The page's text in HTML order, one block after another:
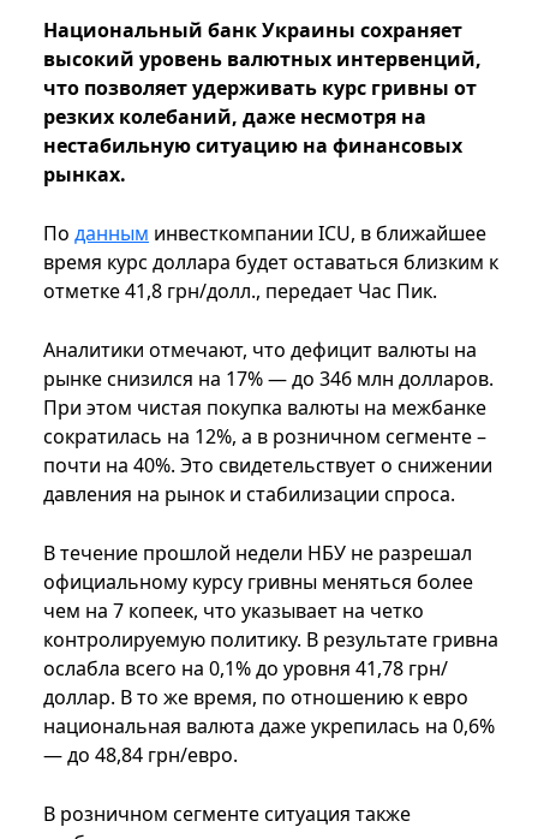
Национальный банк Украины сохраняет
высокий уровень валютных интервенций,
что позволяет удерживать курс гривны от
резких колебаний, даже несмотря на
нестабильную ситуацию на финансовых
рынках.
По данным инвесткомпании ICU, в ближайшее
время курс доллара будет оставаться близким к
отметке 41,8 грн/долл., передает Час Пик.
Аналитики отмечают, что дефицит валюты на
рынке снизился на 17% — до 346 млн долларов.
При этом чистая покупка валюты на межбанке
сократилась на 12%, а в розничном сегменте –
почти на 40%. Это свидетельствует о снижении
давления на рынок и стабилизации спроса.
В течение прошлой недели НБУ не разрешал
официальному курсу гривны меняться более
чем на 7 копеек, что указывает на четко
контролируемую политику. В результате гривна
ослабла всего на 0,1% до уровня 41,78 грн/
доллар. В то же время, по отношению к евро
национальная валюта даже укрепилась на 0,6%
— до 48,84 грн/евро.
В розничном сегменте ситуация также